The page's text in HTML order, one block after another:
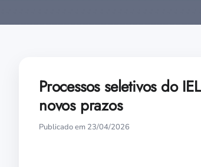
Processos seletivos do
novos prazos
Publicado em 23/04/2026